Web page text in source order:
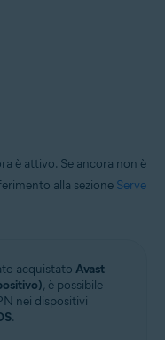
è attivo. Se ancora non è
alla sezione Serve
acquistato Avast
, è possibile
nei dispositivi
.